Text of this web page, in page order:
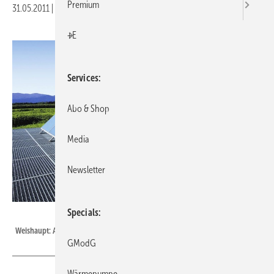
31.05.2011 Veröffentlicht in
Weishaupt: Aufdach- und Flachdachkollektor WTS-F2.
Premium
+E
Services
Abo & Shop
Media
Newsletter
Specials
GModG